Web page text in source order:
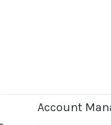
Account